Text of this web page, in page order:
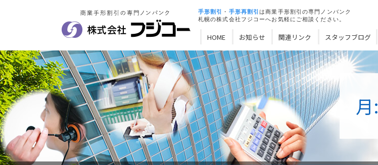
月:
手形割引 ・ 手形再割引は商業手形割引の専門ノンバンク
札幌の株式会社フジコーへお気軽にご相談ください。
HOME お知らせ 関連リンク スタッフブログ